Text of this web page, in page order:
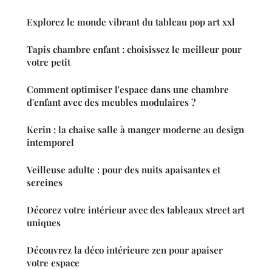
Explorez le monde vibrant du tableau pop art xxl
Tapis chambre enfant : choisissez le meilleur pour
votre petit
Comment optimiser l'espace dans une chambre
d'enfant avec des meubles modulaires ?
Kerin : la chaise salle à manger moderne au design
intemporel
Veilleuse adulte : pour des nuits apaisantes et
sereines
Décorez votre intérieur avec des tableaux street art
uniques
Découvrez la déco intérieure zen pour apaiser
votre espace